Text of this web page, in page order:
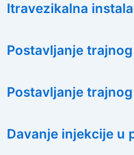
Itravezikalna
Postavljanje
Postavljanje
Davanje injekcije u